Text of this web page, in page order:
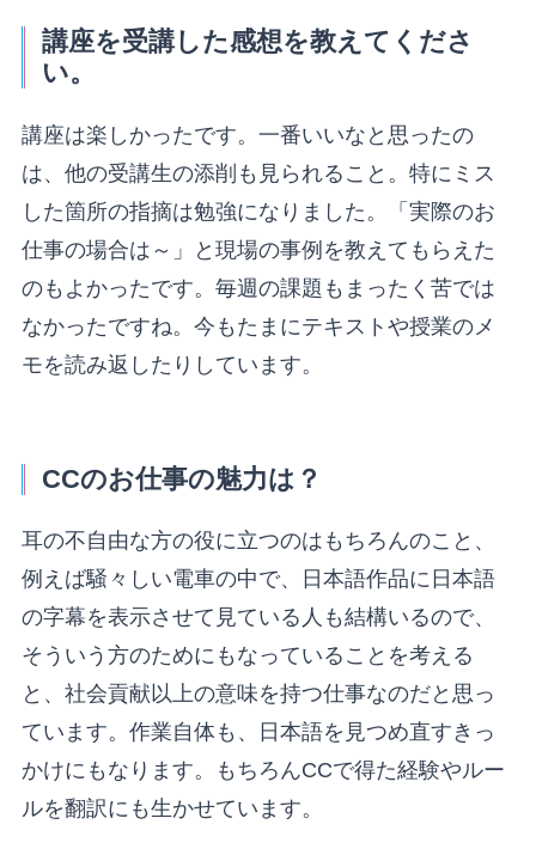
講座を受講した感想を教えてくださ
い。
講座は楽しかったです。一番いいなと思ったの
は、他の受講生の添削も見られること。特にミス
した箇所の指摘は勉強になりました。「実際のお
仕事の場合は～」と現場の事例を教えてもらえた
のもよかったです。毎週の課題もまったく苦では
なかったですね。今もたまにテキストや授業のメ
モを読み返したりしています。
CCのお仕事の魅力は？
耳の不自由な方の役に立つのはもちろんのこと、
例えば騒々しい電車の中で、日本語作品に日本語
の字幕を表示させて見ている人も結構いるので、
そういう方のためにもなっていることを考える
と、社会貢献以上の意味を持つ仕事なのだと思っ
ています。作業自体も、日本語を見つめ直すきっ
かけにもなります。もちろんCCで得た経験やルー
ルを翻訳にも生かせています。